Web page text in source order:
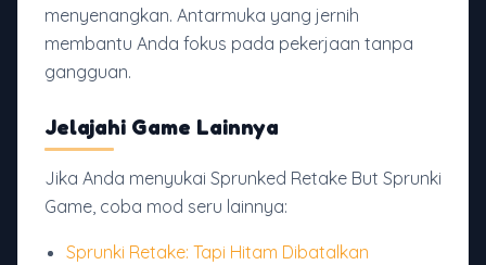
menyenangkan. Antarmuka yang jernih
membantu Anda fokus pada pekerjaan tanpa
gangguan.
Jelajahi Game Lainnya
Jika Anda menyukai Sprunked Retake But Sprunki
Game, coba mod seru lainnya:
Sprunki Retake: Tapi Hitam Dibatalkan